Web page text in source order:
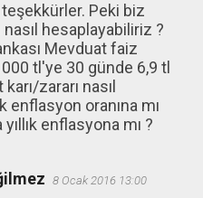
Peki biz
nasıl hesaplayabiliriz ?
Mevduat faiz
tl'ye 30 günde 6,9 tl
zararı nasıl
enflasyon oranına mı
enflasyona mı ?
8 Ocak 2016 13:00